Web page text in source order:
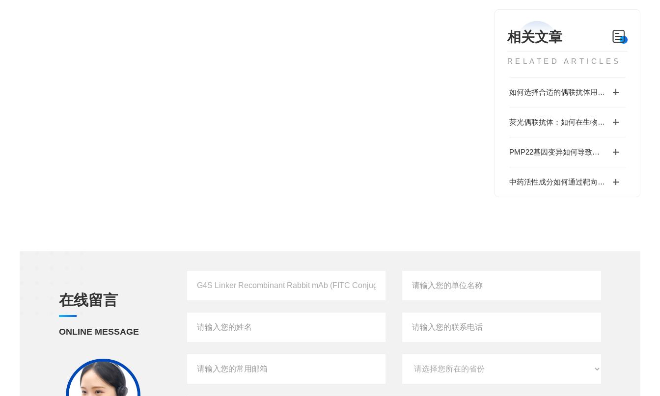
相关文章
RELATED ARTICLES
如何选择合适的偶联抗体用于实验研究？
荧光偶联抗体：如何在生物医学研究中实现精准检测？
PMP22基因变异如何导致遗传性周围神经疾病？
中药活性成分如何通过靶向PKM2抑制肿瘤生长？
在线留言
ONLINE MESSAGE